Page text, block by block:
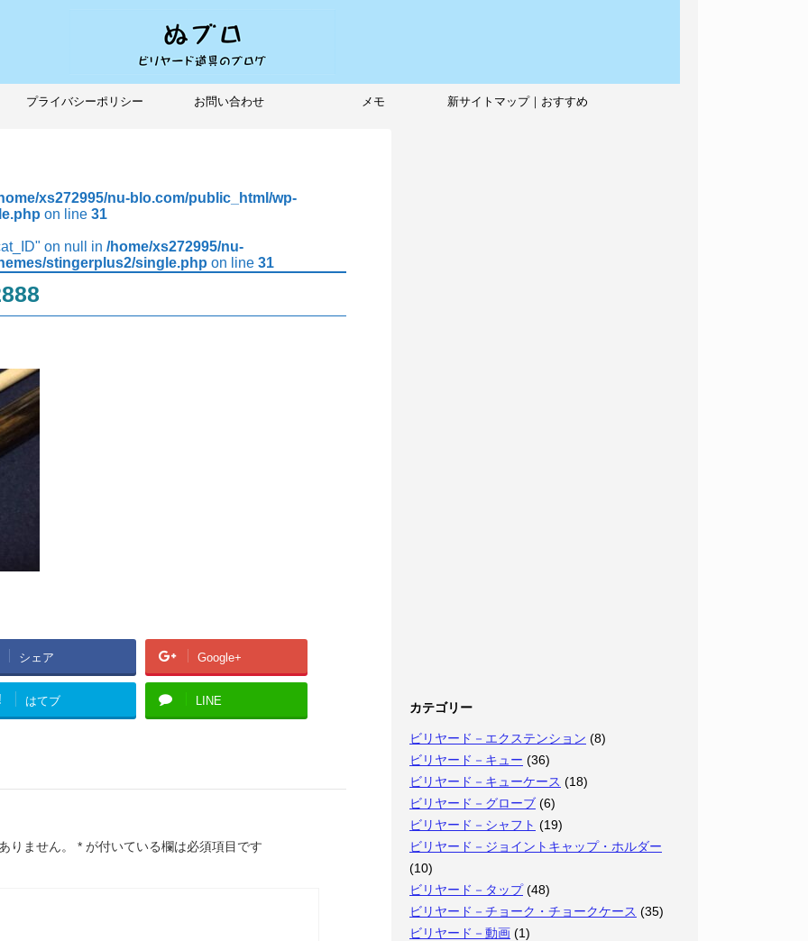
プライバシーポリシー お問い合わせ メモ 新サイトマップ｜おすすめ
xs272995/nu-blo.com/public_html/wp-
on line 31
on null in /home/xs272995/nu-
stingerplus2/single.php on line 31
シェア Google+
はてブ LINE
りません。 * が付いている欄は必須項目です
カテゴリー
ビリヤード－エクステンション (8)
ビリヤード－キュー (36)
ビリヤード－キューケース (18)
ビリヤード－グローブ (6)
ビリヤード－シャフト (19)
ビリヤード－ジョイントキャップ・ホルダー
(10)
ビリヤード－タップ(48)
ビリヤード－チョーク・チョークケース (35)
ビリヤード－動画 (1)